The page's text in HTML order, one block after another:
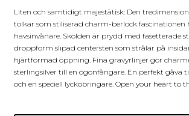
Liten och samtidigt majestätisk: Den
tolkar som stiliserad charm-berlock fascinationen
havsinvånare. Skölden är prydd med fasetterade
droppform slipad centersten som strålar på
hjärtformad öppning. Fina gravyrlinjer gör
sterlingsilver till en ögonfångare. En perfekt gåva
och en speciell lyckobringare. Open your heart to